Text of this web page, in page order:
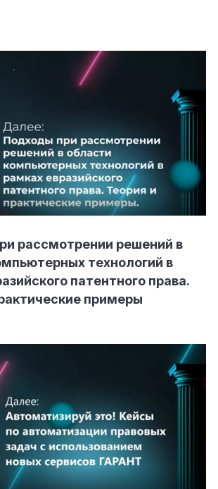
рассмотрении решений в
технологий в
патентного права.
примеры